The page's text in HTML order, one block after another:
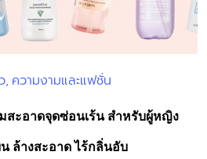
ความงามและแฟชั่น
ะอาดจุดซ่อนเร้น สำหรับผู้หญิง
ล้างสะอาด ไร้กลิ่นอับ